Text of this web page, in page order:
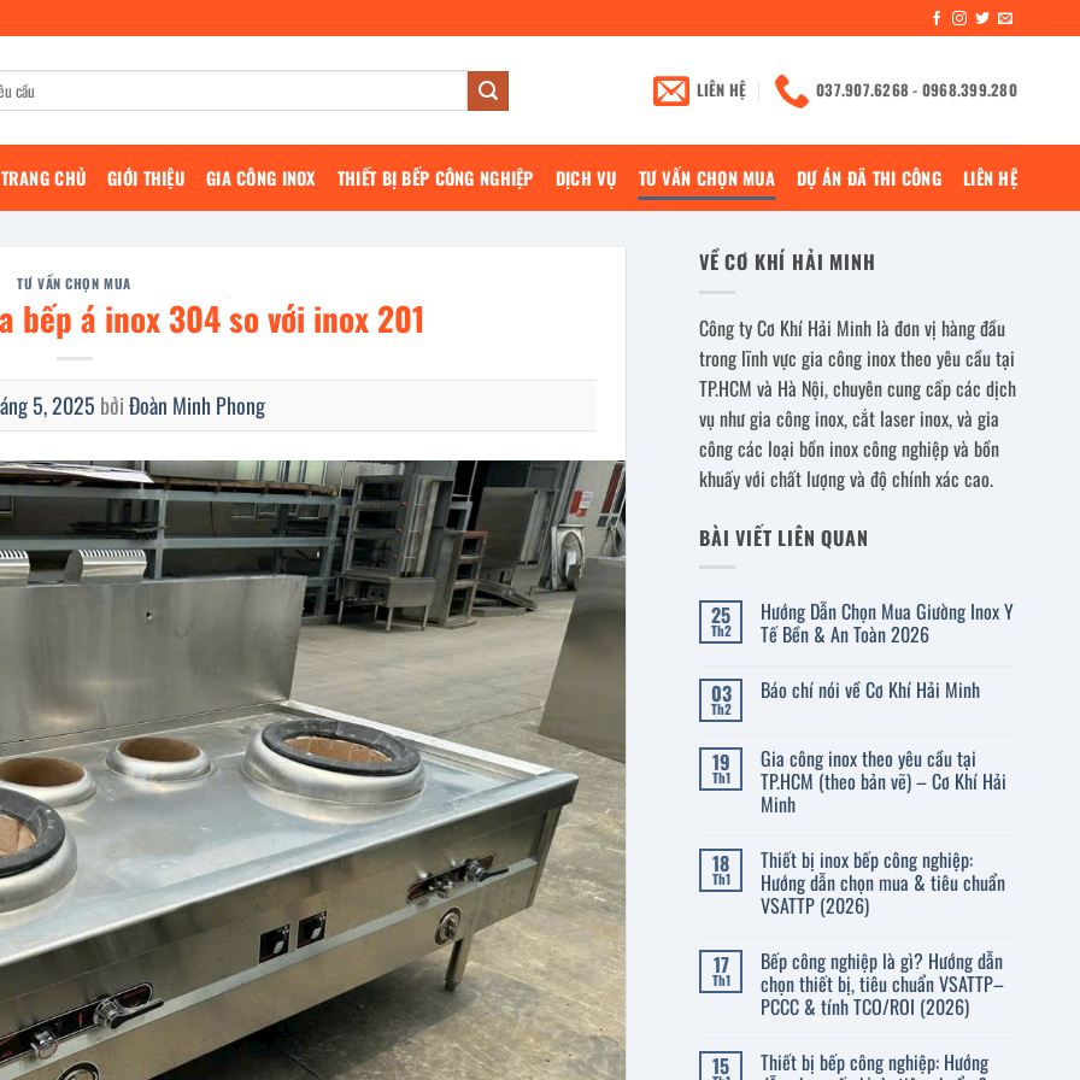
LIÊN HỆ 037.907.6268 - 0968.399.280
TRANG CHỦ GIỚI THIỆU GIA CÔNG INOX THIẾT BỊ BẾP CÔNG NGHIỆP DỊCH VỤ TƯ VẤN CHỌN MUA DỰ ÁN ĐÃ THI CÔNG LIÊN HỆ
TƯ VẤN CHỌN MUA
bếp á inox 304 so với inox 201
5, 2025 bởiĐoàn Minh Phong
VỀ CƠ KHÍ HẢI MINH
Công ty Cơ Khí Hải Minh là đơn vị hàng đầu
trong lĩnh vực gia công inox theo yêu cầu tại
TP.HCM và Hà Nội, chuyên cung cấp các dịch
vụ như gia công inox, cắt laser inox, và gia
công các loại bồn inox công nghiệp và bồn
khuấy với chất lượng và độ chính xác cao.
BÀI VIẾT LIÊN QUAN
25
Th2
Hướng Dẫn Chọn Mua Giường Inox Y
Tế Bền & An Toàn 2026
bình
Dẫn
Chọn
Mua
Giường
Inox
Bền
&
An
Toàn
03
Th2
Báo chí nói về Cơ Khí Hải Minh
luận
ở
Báo
chí
Cơ
Khí
Hải
Minh
19
Th1
Gia công inox theo yêu cầu tại
TP.HCM (theo bản vẽ) – Cơ Khí Hải
Minh
bình
luận
ở
Gia
theo
yêu
cầu
tại
TP.HCM
vẽ)
18
Th1
Thiết bị inox bếp công nghiệp:
Hướng dẫn chọn mua & tiêu chuẩn
VSATTP (2026)
bình
luận
ở
Thiết
bếp
công
17
Th1
Bếp công nghiệp là gì? Hướng dẫn
chọn thiết bị, tiêu chuẩn VSATTP–
PCCC & tính TCO/ROI (2026)
bình
15 Thiết bị bếp công nghiệp: Hướng